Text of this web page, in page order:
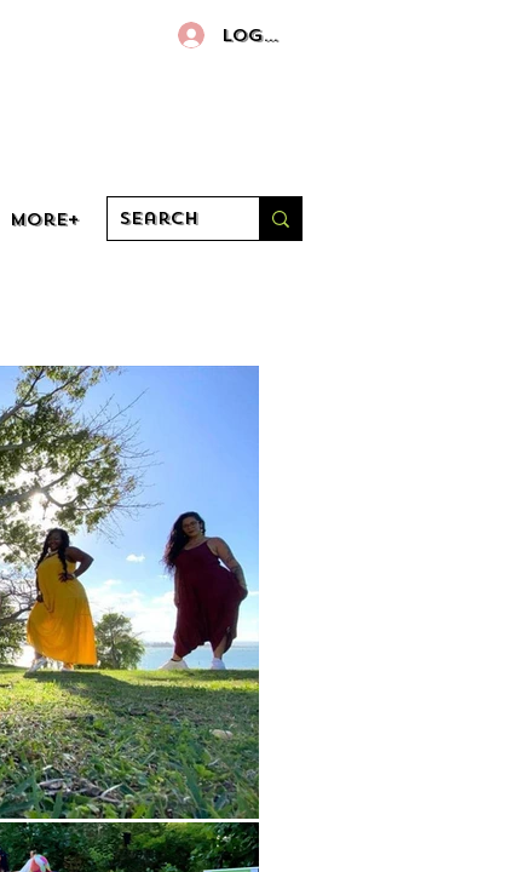
More+
Log In